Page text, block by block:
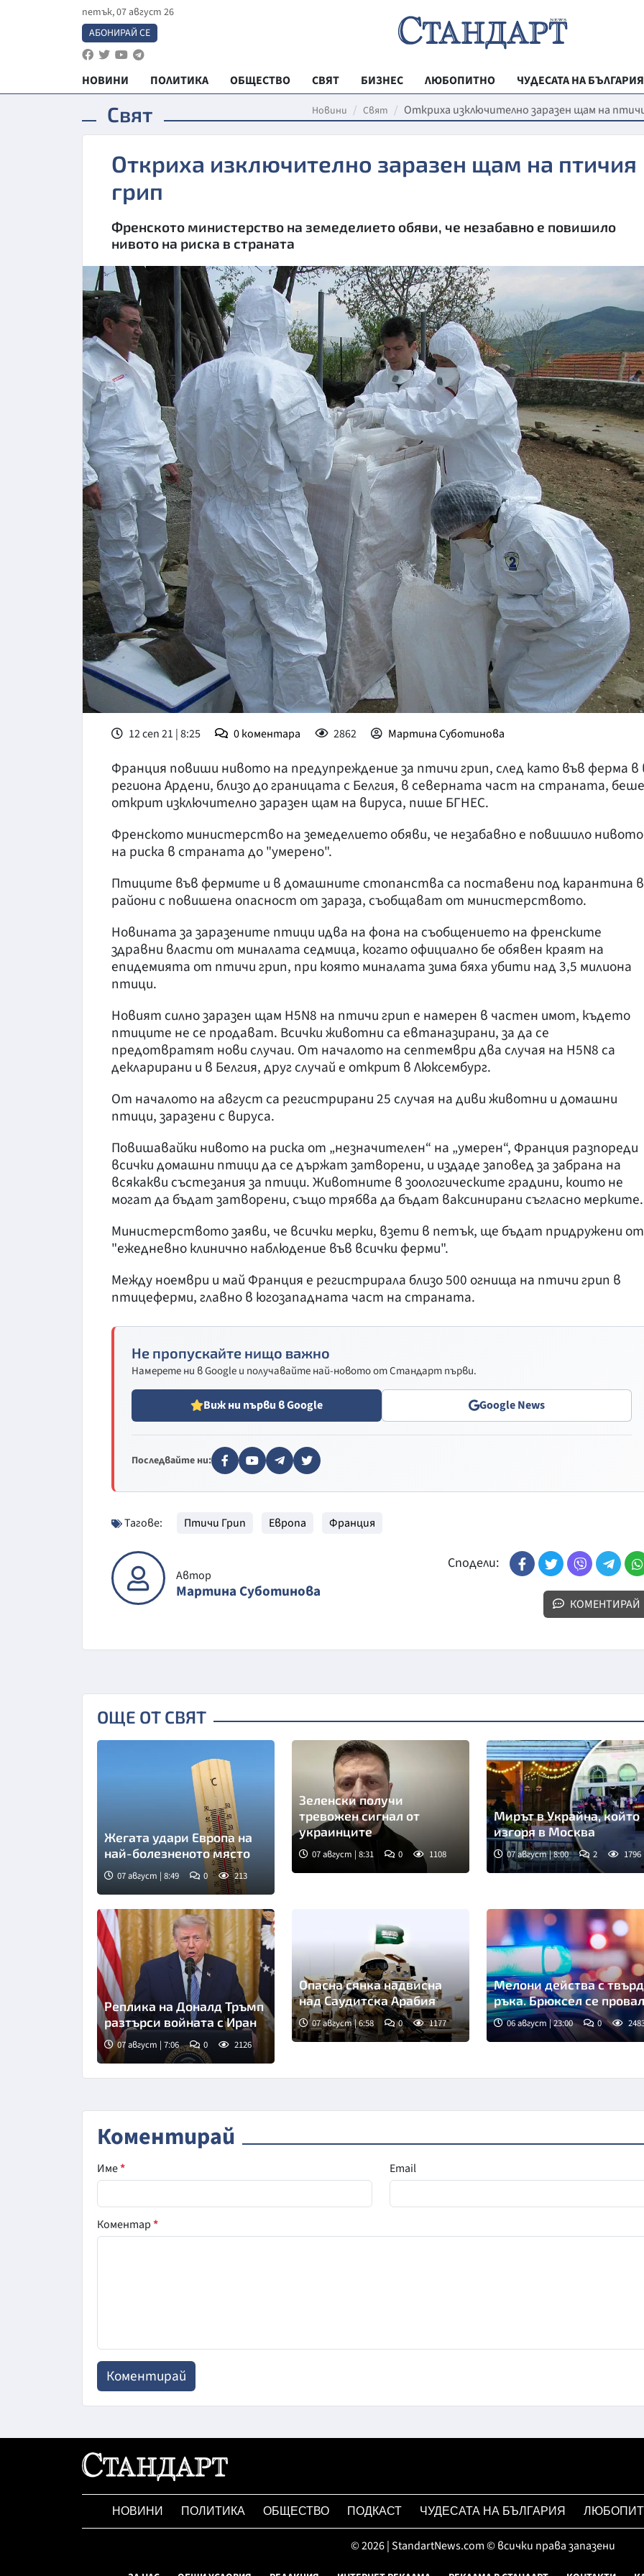
петък, 07 август 26
АБОНИРАЙ СЕ
НОВИНИ ПОЛИТИКА ОБЩЕСТВО СВЯТ БИЗНЕС ЛЮБОПИТНО
ЧУДЕСАТА НА БЪЛГАРИЯ
РЕГИОНАЛНИ
ВЕСТНИК
МЛАДЕЖКА
ТЕХНОЛОГИИ
ДА!НА
ДА! НА
КУЛТУРА
ПРАВОСЪДИЕ
КРИМИ
ВЯРА
ОБЯВИ
ВОЙНАТА В
ВРЕМЕТО
Свят Новини Свят Откриха изключително заразен щам на
Откриха изключително заразен щам на птичия
грип
Френското министерство на земеделието обяви, че незабавно е повишило
нивото на риска в страната
12 сеп 21 | 8:25 0коментара 2862 Мартина Суботинова
Франция повиши нивото на предупреждение за птичи грип, след като във ферма в
региона Ардени, близо до границата с Белгия, в северната част на страната, беше
открит изключително заразен щам на вируса, пише БГНЕС.
Френското министерство на земеделието обяви, че незабавно е повишило нивото
на риска в страната до "умерено".
Птиците във фермите и в домашните стопанства са поставени под карантина в
райони с повишена опасност от зараза, съобщават от министерството.
Новината за заразените птици идва на фона на съобщението на френските
здравни власти от миналата седмица, когато официално бе обявен краят на
епидемията от птичи грип, при която миналата зима бяха убити над 3,5 милиона
птици.
Новият силно заразен щам H5N8 на птичи грип е намерен в частен имот, където
птиците не се продават. Всички животни са евтаназирани, за да се
предотвратят нови случаи. От началото на септември два случая на H5N8 са
декларирани и в Белгия, друг случай е открит в Люксембург.
От началото на август са регистрирани 25 случая на диви животни и домашни
птици, заразени с вируса.
Повишавайки нивото на риска от „незначителен“ на „умерен“, Франция разпореди
всички домашни птици да се държат затворени, и издаде заповед за забрана на
всякакви състезания за птици. Животните в зоологическите градини, които не
могат да бъдат затворени, също трябва да бъдат ваксинирани съгласно мерките.
Министерството заяви, че всички мерки, взети в петък, ще бъдат придружени от
"ежедневно клинично наблюдение във всички ферми".
Между ноември и май Франция е регистрирала близо 500 огнища на птичи грип в
птицеферми, главно в югозападната част на страната.
Не пропускайте нищо важно
Намерете ни в Google и получавайте най-новото от Стандарт първи.
Виж ни първи в Google Google News
Последвайте ни:
Тагове: Птичи Грип Европа Франция
Автор
Мартина Суботинова
Сподели:
КОМЕНТИРАЙ
ОЩЕ ОТ СВЯТ
Снимка: Магнифик
Жегата удари Европа на
най-болезненото място
07 август | 8:49 0 213
Зеленски получи
тревожен сигнал от
украинците
07 август | 8:31 0 1108
Мирът в Украйна, който
изгоря в Москва
07 август | 8:00 2 1796
Снимка: Асошиейтед прес
Реплика на Доналд Тръмп
разтърси войната с Иран
07 август | 7:06 0 2126
Опасна сянка надвисна
над Саудитска Арабия
07 август | 6:58 0 1177
Мелони действа с
ръка. Брюксел се
06 август | 23:00 0
Коментирай
Име* Email
Коментар*
НОВИНИ ПОЛИТИКА ОБЩЕСТВО ПОДКАСТ ЧУДЕСАТА НА БЪЛГАРИЯ
© 2026 | StandartNews.com © всички права запазени